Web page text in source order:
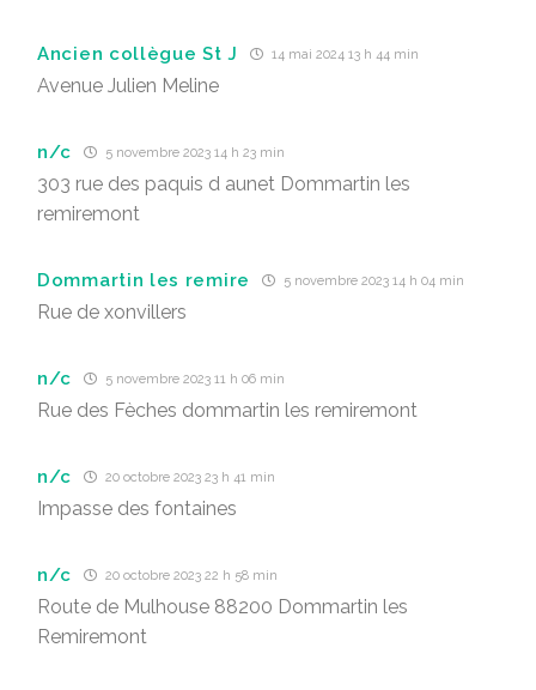
Ancien collègue St J 14 mai 2024 13 h 44 min
Avenue Julien Meline
n/c 5 novembre 2023 14 h 23 min
303 rue des paquis d aunet Dommartin les
remiremont
Dommartin les remire 5 novembre 2023 14 h 04 min
Rue de xonvillers
n/c 5 novembre 2023 11 h 06 min
Rue des Fèches dommartin les remiremont
n/c 20 octobre 2023 23 h 41 min
Impasse des fontaines
n/c 20 octobre 2023 22 h 58 min
Route de Mulhouse 88200 Dommartin les
Remiremont